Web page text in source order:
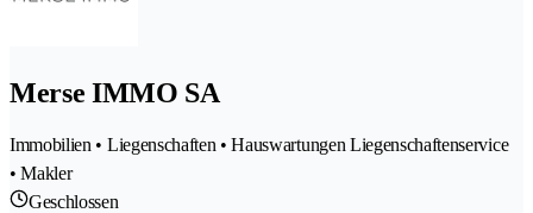
Merse IMMO SA
Immobilien • Liegenschaften • Hauswartungen Liegenschaftenservice
• Makler
Geschlossen